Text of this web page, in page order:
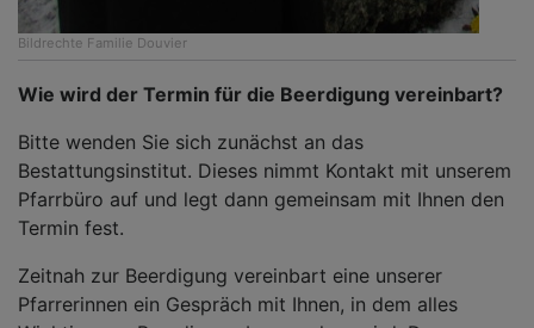
Bildrechte Familie Douvier
Wie wird der Termin für die Beerdigung vereinbart?
Bitte wenden Sie sich zunächst an das
Bestattungsinstitut. Dieses nimmt Kontakt mit unserem
Pfarrbüro auf und legt dann gemeinsam mit Ihnen den
Termin fest.
Zeitnah zur Beerdigung vereinbart eine unserer
Pfarrerinnen ein Gespräch mit Ihnen, in dem alles